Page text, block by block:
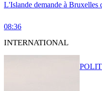
L'Islande demande à Bruxelles
08:36
INTERNATIONAL